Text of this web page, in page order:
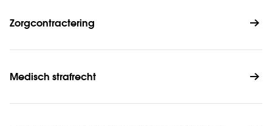
Zorgcontractering
Medisch strafrecht